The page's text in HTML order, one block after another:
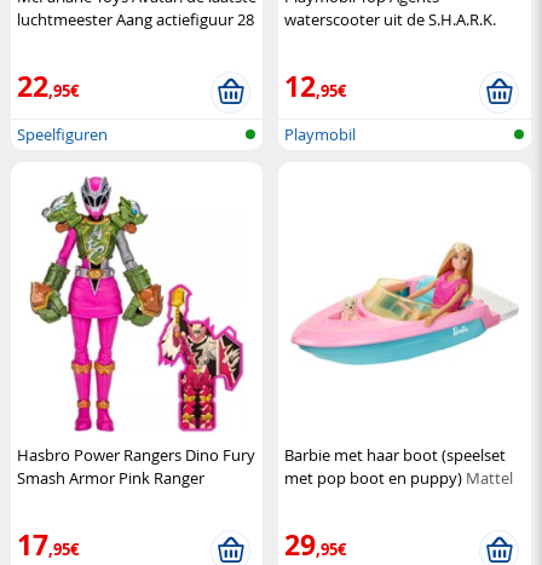
luchtmeester Aang actiefiguur 28
22,95€
Speelfiguren
waterscooter uit de S.H.A.R.K.
12,95€
Playmobil
Hasbro Power Rangers Dino Fury
Smash Armor Pink Ranger
17,95€
Barbie met haar boot (speelset
met pop boot en puppy) Mattel
29,95€